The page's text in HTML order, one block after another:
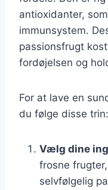
antioxidanter,
immunsystem.
passionsfrugt
fordøjelsen og
For at lave en
du følge disse trin:
Vælg dine
frosne
selvfølgelig